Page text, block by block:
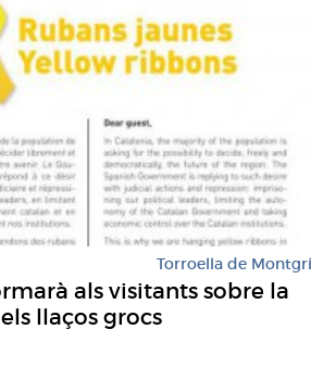
Torroella de Montgrí
als visitants sobre la
llaços grocs